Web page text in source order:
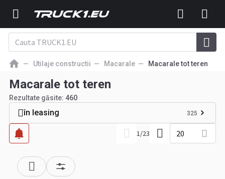
Utilaje constructii Macarale Macarale tot teren
Macarale tot teren
Rezultate găsite: 460
în leasing 325
1/23 20